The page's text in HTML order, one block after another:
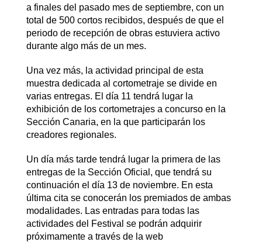
a finales del pasado mes de septiembre, con un
total de 500 cortos recibidos, después de que el
periodo de recepción de obras estuviera activo
durante algo más de un mes.
Una vez más, la actividad principal de esta
muestra dedicada al cortometraje se divide en
varias entregas. El día 11 tendrá lugar la
exhibición de los cortometrajes a concurso en la
Sección Canaria, en la que participarán los
creadores regionales.
Un día más tarde tendrá lugar la primera de las
entregas de la Sección Oficial, que tendrá su
continuación el día 13 de noviembre. En esta
última cita se conocerán los premiados de ambas
modalidades. Las entradas para todas las
actividades del Festival se podrán adquirir
próximamente a través de la web